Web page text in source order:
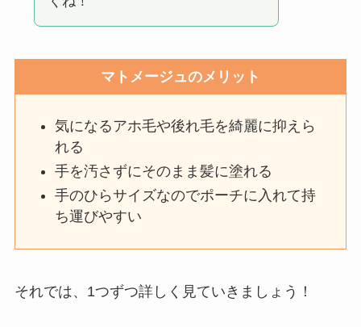
マトメージュのメリット
気になるアホ毛や後れ毛を綺麗に抑えら
れる
手を汚さずにそのまま髪に塗れる
手のひらサイズなのでポーチに入れて持
ち運びやすい
それでは、1つずつ詳しく見ていきましょう！